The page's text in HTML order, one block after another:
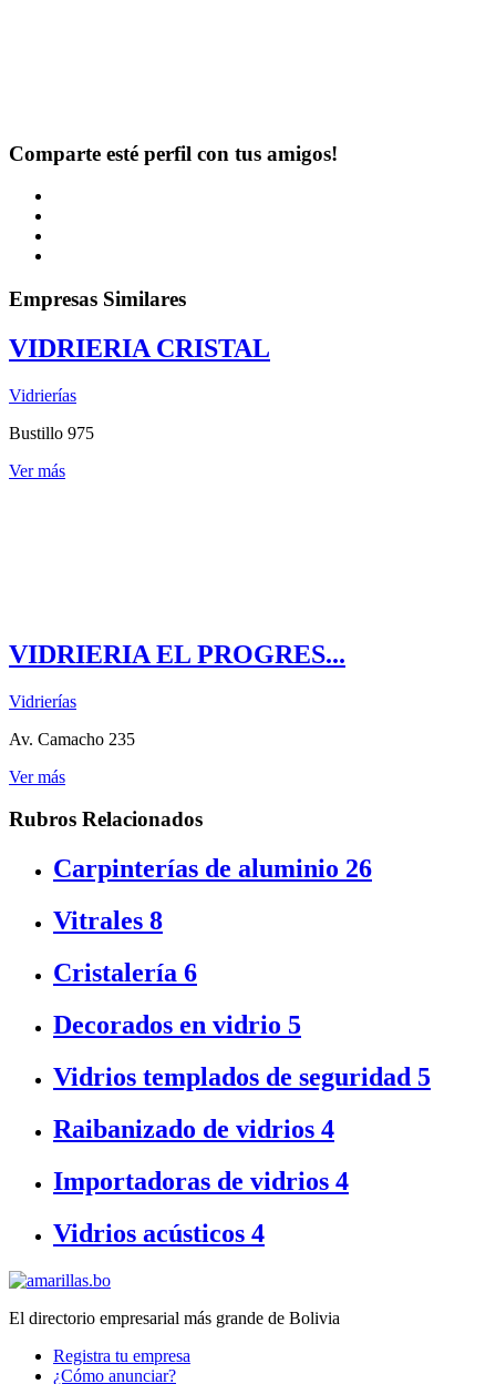
Comparte esté perfil con tus amigos!
Empresas Similares
VIDRIERIA CRISTAL
Vidrierías
Bustillo 975
Ver más
VIDRIERIA EL PROGRES...
Vidrierías
Av. Camacho 235
Ver más
Rubros Relacionados
Carpinterías de aluminio 26
Vitrales 8
Cristalería 6
Decorados en vidrio 5
Vidrios templados de seguridad 5
Raibanizado de vidrios 4
Importadoras de vidrios 4
Vidrios acústicos 4
El directorio empresarial más grande de Bolivia
Registra tu empresa
¿Cómo anunciar?